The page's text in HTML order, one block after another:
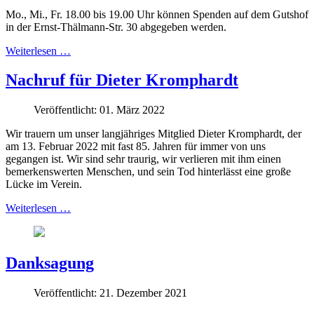
Mo., Mi., Fr. 18.00 bis 19.00 Uhr können Spenden auf dem Gutshof
in der Ernst-Thälmann-Str. 30 abgegeben werden.
Weiterlesen …
Nachruf für Dieter Kromphardt
Veröffentlicht: 01. März 2022
Wir trauern um unser langjähriges Mitglied Dieter Kromphardt, der
am 13. Februar 2022 mit fast 85. Jahren für immer von uns
gegangen ist. Wir sind sehr traurig, wir verlieren mit ihm einen
bemerkenswerten Menschen, und sein Tod hinterlässt eine große
Lücke im Verein.
Weiterlesen …
Danksagung
Veröffentlicht: 21. Dezember 2021